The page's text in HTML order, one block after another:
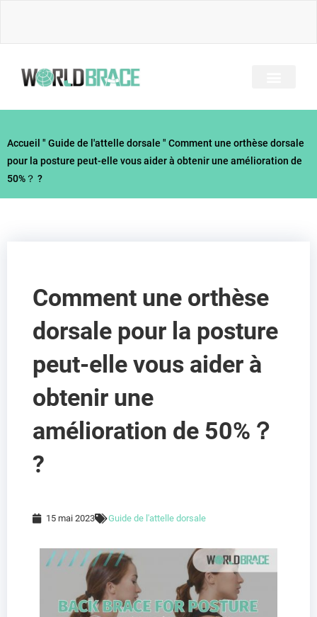
Accueil " Guide de l'attelle dorsale " Comment une orthèse dorsale
pour la posture peut-elle vous aider à obtenir une amélioration de
50%？ ?
Comment une orthèse
dorsale pour la posture
peut-elle vous aider à
obtenir une
amélioration de 50%？
?
15 mai 2023 Guide de l'attelle dorsale